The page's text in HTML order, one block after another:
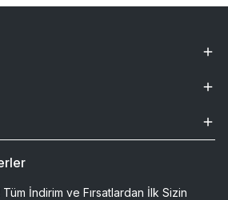
İndirim ve Fırsatlardan İlk Sizin